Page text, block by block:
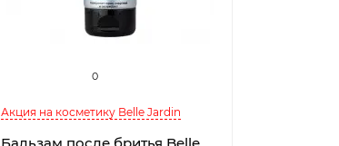
0
Акция на косметику Belle Jardin